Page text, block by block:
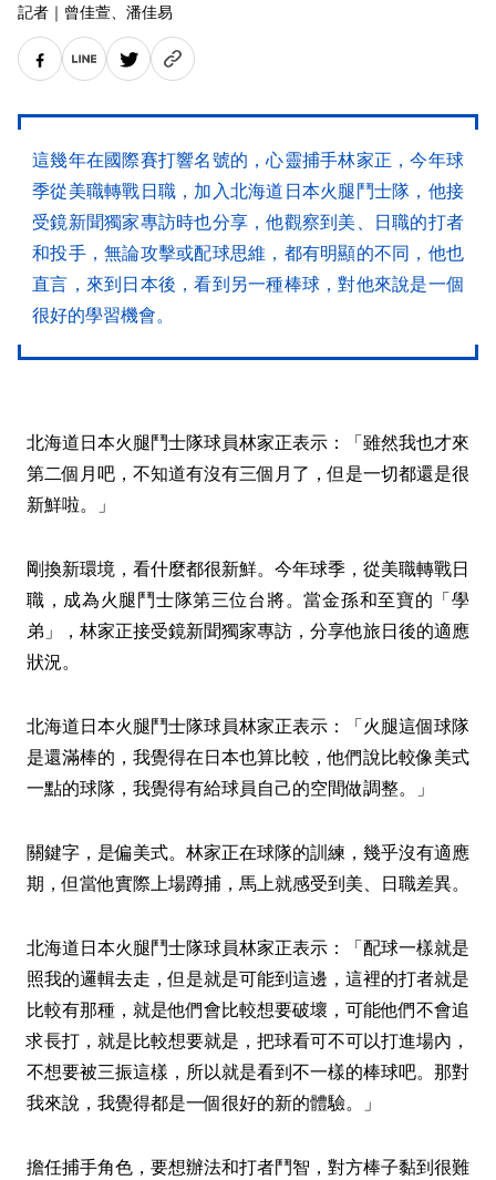
記者 ｜ 曾佳萱、潘佳易
這幾年在國際賽打響名號的，心靈捕手林家正，今年球
季從美職轉戰日職，加入北海道日本火腿鬥士隊，他接
受鏡新聞獨家專訪時也分享，他觀察到美、日職的打者
和投手，無論攻擊或配球思維，都有明顯的不同，他也
直言，來到日本後，看到另一種棒球，對他來說是一個
很好的學習機會。
北海道日本火腿鬥士隊球員林家正表示：「雖然我也才來
第二個月吧，不知道有沒有三個月了，但是一切都還是很
新鮮啦。」
剛換新環境，看什麼都很新鮮。今年球季，從美職轉戰日
職，成為火腿鬥士隊第三位台將。當金孫和至寶的「學
弟」，林家正接受鏡新聞獨家專訪，分享他旅日後的適應
狀況。
北海道日本火腿鬥士隊球員林家正表示：「火腿這個球隊
是還滿棒的，我覺得在日本也算比較，他們說比較像美式
一點的球隊，我覺得有給球員自己的空間做調整。」
關鍵字，是偏美式。林家正在球隊的訓練，幾乎沒有適應
期，但當他實際上場蹲捕，馬上就感受到美、日職差異。
北海道日本火腿鬥士隊球員林家正表示：「配球一樣就是
照我的邏輯去走，但是就是可能到這邊，這裡的打者就是
比較有那種，就是他們會比較想要破壞，可能他們不會追
求長打，就是比較想要就是，把球看可不可以打進場內，
不想要被三振這樣，所以就是看到不一樣的棒球吧。那對
我來說，我覺得都是一個很好的新的體驗。」
擔任捕手角色，要想辦法和打者鬥智，對方棒子黏到很難